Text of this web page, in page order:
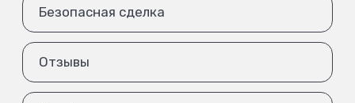
Безопасная сделка
Отзывы